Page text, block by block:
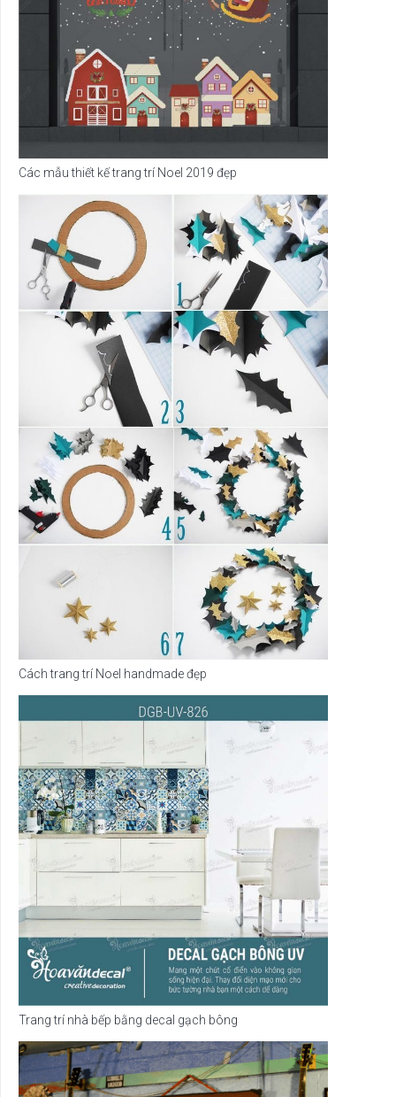
Các mẫu thiết kế trang trí Noel 2019 đẹp
Cách trang trí Noel handmade đẹp
Trang trí nhà bếp bằng decal gạch bông